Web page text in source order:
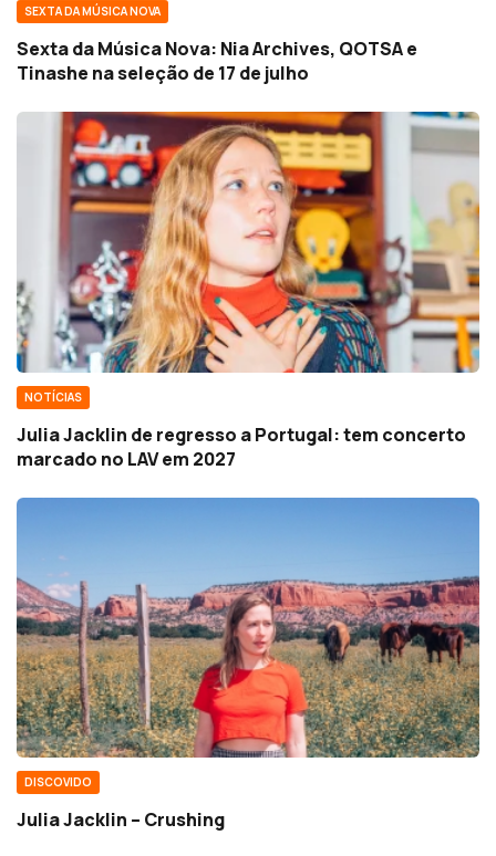
SEXTA DA MÚSICA NOVA
Sexta da Música Nova: Nia Archives, QOTSA e
Tinashe na seleção de 17 de julho
NOTÍCIAS
Julia Jacklin de regresso a Portugal: tem concerto
marcado no LAV em 2027
DISCOVIDO
Julia Jacklin – Crushing